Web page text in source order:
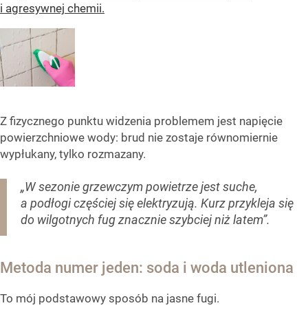
i agresywnej chemii.
Z fizycznego punktu widzenia problemem jest napięcie
powierzchniowe wody: brud nie zostaje równomiernie
wypłukany, tylko rozmazany.
„W sezonie grzewczym powietrze jest suche,
a podłogi częściej się elektryzują. Kurz przykleja się
do wilgotnych fug znacznie szybciej niż latem”.
Metoda numer jeden: soda i woda utleniona
To mój podstawowy sposób na jasne fugi.